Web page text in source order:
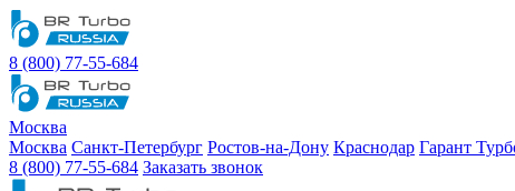
8 (800) 77-55-684
Москва
Москва Санкт-Петербург Ростов-на-Дону Краснодар Гарант
8 (800) 77-55-684 Заказать звонок